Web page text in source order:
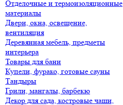
Отделочные и термоизоляционные
материалы
Двери, окна, освещение,
вентиляция
Деревянная мебель, предметы
интерьера
Товары для бани
Купели, фурако, готовые сауны
Тандыры
Грили, мангалы, барбекю
Декор для сада, костровые чаши,